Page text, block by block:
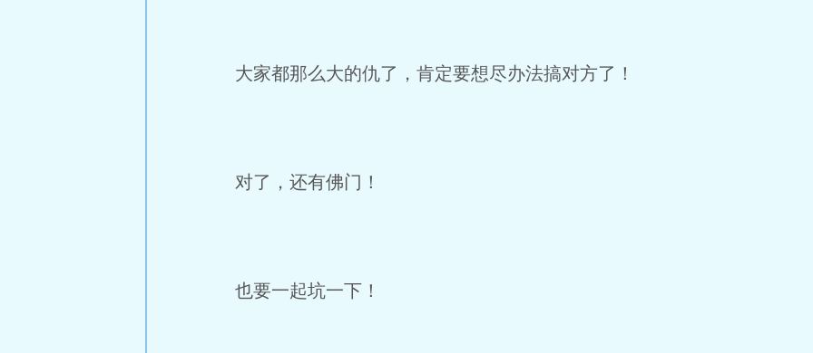
大家都那么大的仇了，肯定要想尽办法搞对方了！
对了，还有佛门！
也要一起坑一下！